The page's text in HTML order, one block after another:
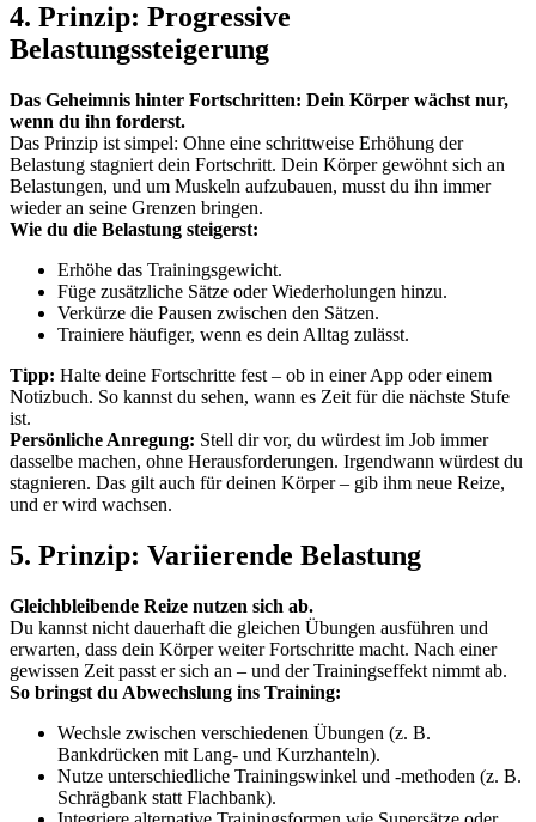
4. Prinzip: Progressive
Belastungssteigerung
Das Geheimnis hinter Fortschritten: Dein Körper wächst nur,
wenn du ihn forderst.
Das Prinzip ist simpel: Ohne eine schrittweise Erhöhung der
Belastung stagniert dein Fortschritt. Dein Körper gewöhnt sich an
Belastungen, und um Muskeln aufzubauen, musst du ihn immer
wieder an seine Grenzen bringen.
Wie du die Belastung steigerst:
Erhöhe das Trainingsgewicht.
Füge zusätzliche Sätze oder Wiederholungen hinzu.
Verkürze die Pausen zwischen den Sätzen.
Trainiere häufiger, wenn es dein Alltag zulässt.
Tipp: Halte deine Fortschritte fest – ob in einer App oder einem
Notizbuch. So kannst du sehen, wann es Zeit für die nächste Stufe
ist.
Persönliche Anregung: Stell dir vor, du würdest im Job immer
dasselbe machen, ohne Herausforderungen. Irgendwann würdest du
stagnieren. Das gilt auch für deinen Körper – gib ihm neue Reize,
und er wird wachsen.
5. Prinzip: Variierende Belastung
Gleichbleibende Reize nutzen sich ab.
Du kannst nicht dauerhaft die gleichen Übungen ausführen und
erwarten, dass dein Körper weiter Fortschritte macht. Nach einer
gewissen Zeit passt er sich an – und der Trainingseffekt nimmt ab.
So bringst du Abwechslung ins Training:
Wechsle zwischen verschiedenen Übungen (z. B.
Bankdrücken mit Lang- und Kurzhanteln).
Nutze unterschiedliche Trainingswinkel und -methoden (z. B.
Schrägbank statt Flachbank).